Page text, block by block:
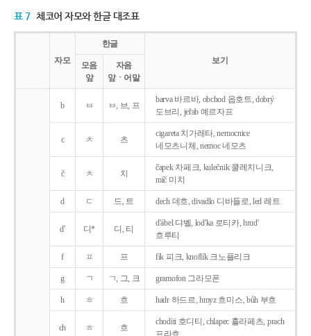
표 7 체코어 자모와 한글 대조표
자모
한글
보기
모음
앞
자음
앞ㆍ어말
b ㅂ ㅂ, 브, 프
barva 바르바, obchod 옵호트, dobrý
도브리, jeřab 예르자프
c ㅊ 츠
cigareta 치가레타, nemocnice
네모츠니체, nemoc 네모츠
č ㅊ 치
čapek 차페크, kulečnik 쿨레치니크,
míč 미치
d ㄷ 드, 트 dech 데흐, divadlo 디바들로, led 레트
d' 디* 디, 티
d'ábel 댜벨, lod'ka 로티카, hrud'
흐루티
f ㅍ 프 fík 피크, knoflík 크노플리크
g ㄱ ㄱ, 그, 크 gramofon 그라모폰
h ㅎ 흐 hadr 하드르, hmyz 흐미스, bůh 부흐
ch ㅎ 흐
choditi 호디티, chlapec 흘라페츠, prach
프라흐